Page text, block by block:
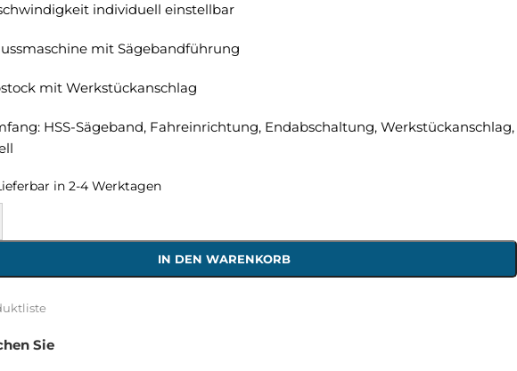
individuell einstellbar
mit Sägebandführung
mit Werkstückanschlag
HSS-Sägeband, Fahreinrichtung, Endabschaltung, Werkstückanschlag,
in 2-4 Werktagen
IN DEN WARENKORB
Sie